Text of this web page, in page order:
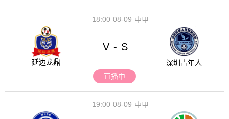
08-09
18:00 中甲
延边龙鼎
V - S
深圳青年人
直播中
08-09
19:00 中甲